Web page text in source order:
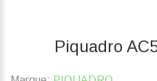
Piquadro